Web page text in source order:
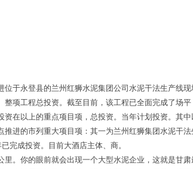
于永登县的兰州红狮水泥集团公司水泥干法生产线
项工程总投资。截至目前，该工程已全面完成了场
在以上的重点项目项，总投资。当年计划投资。其
进的市列重大项目项：其一为兰州红狮集团水泥干
完成投资。目前大酒店主体、商。
。你的眼前就会出现一个大型水泥企业，这就是甘